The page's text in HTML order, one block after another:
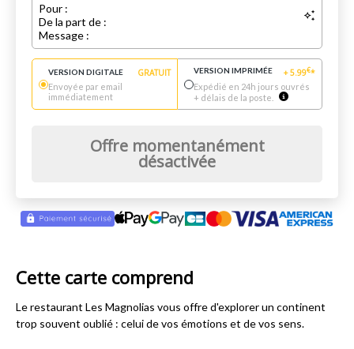
Pour :
De la part de :
Message :
VERSION DIGITALE GRATUIT
Envoyée par email
immédiatement
VERSION IMPRIMÉE +5.99€*
Expédié en 24h jours ouvrés
+ délais de la poste.
Offre momentanément
désactivée
Cette carte comprend
Le restaurant Les Magnolias vous offre d'explorer un continent
trop souvent oublié : celui de vos émotions et de vos sens.